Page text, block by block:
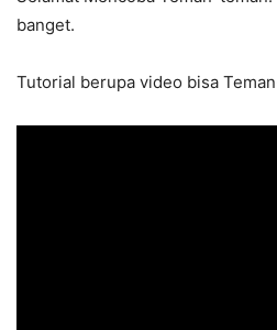
banget.
Tutorial berupa video bisa